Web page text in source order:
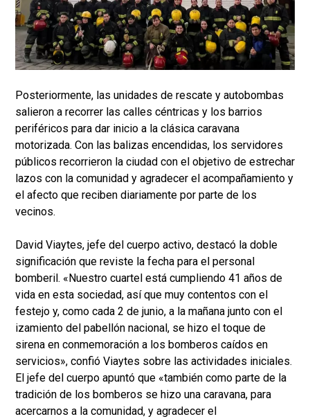
Posteriormente, las unidades de rescate y autobombas
salieron a recorrer las calles céntricas y los barrios
periféricos para dar inicio a la clásica caravana
motorizada. Con las balizas encendidas, los servidores
públicos recorrieron la ciudad con el objetivo de estrechar
lazos con la comunidad y agradecer el acompañamiento y
el afecto que reciben diariamente por parte de los
vecinos.
David Viaytes, jefe del cuerpo activo, destacó la doble
significación que reviste la fecha para el personal
bomberil. «Nuestro cuartel está cumpliendo 41 años de
vida en esta sociedad, así que muy contentos con el
festejo y, como cada 2 de junio, a la mañana junto con el
izamiento del pabellón nacional, se hizo el toque de
sirena en conmemoración a los bomberos caídos en
servicios», confió Viaytes sobre las actividades iniciales.
El jefe del cuerpo apuntó que «también como parte de la
tradición de los bomberos se hizo una caravana, para
acercarnos a la comunidad, y agradecer el